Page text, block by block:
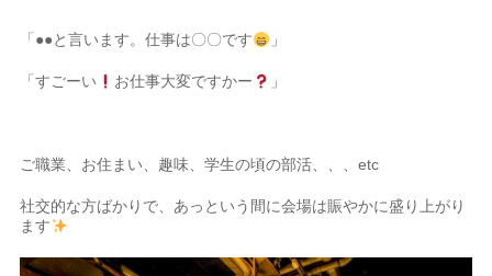
「●●と言います。仕事は〇〇です 」
「すごーい お仕事大変ですかー 」
ご職業、お住まい、趣味、学生の頃の部活、、、etc
社交的な方ばかりで、あっという間に会場は賑やかに盛り上がり
ます